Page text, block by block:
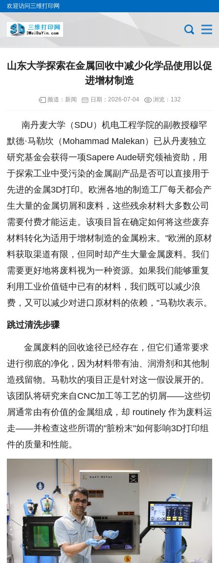
欢迎访问三维打印网
山东大学探索在金属回收中减少化学品使用以促
进增材制造
频道： 新闻 日期： 2026-07-04 浏览：132
南丹麦大学（SDU）机电工程学院的副教授穆罕
默德·马勒坎（Mohammad Malekan）已从丹麦独立
研究基金会获得一项Sapere Aude研究领袖资助，用
于探索工业中受污染的金属副产品是否可以直接用于
先进的金属3D打印。欧洲各地的制造工厂每天都会产
生大量的金属切屑和废料，这些残余材料大多数公司
需要付费才能运走。该项目旨在确定如何将这些废弃
材料转化为适用于增材制造的金属粉末。"欧洲的原材
料获取渠道有限，但同时却产生大量金属废料。我们
需要更好地将废料视为一种资源。如果我们能够重复
利用工业价值链中已有的材料，我们既可以减少浪
费，又可以减少对进口原材料的依赖，"马勒坎表示。
跳过清洗步骤
金属废料的回收途径已经存在，但它们通常要求
进行彻底的净化，因为材料带有油、润滑剂和其他制
造残留物。马勒坎的项目正是针对这一假设展开的。
该团队将研究来自CNC加工等工艺的切屑——这些切
屑通常由有价值的金属组成，却 routinely 作为废料运
走——并检查这些所谓的"脏粉末"如何影响3D打印组
件的质量和性能。